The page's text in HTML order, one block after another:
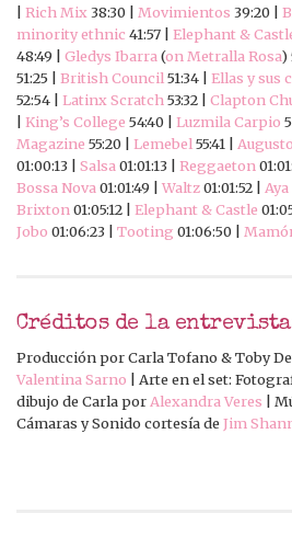
Rich Mix 38:30 | Movimientos 39:20 |
minority ethnic 41:57 | Elephant &
48:49 | Gledys Ibarra (on Metralla Rosa)
51:25 | British Council 51:34 | Ellas y sus
52:54 | Latinx Scratch 53:32 | Clapton
King’s College 54:40 | Luzmila Carpio
Magazine 55:20 | Lemebel 55:41 |
01:00:13 | Salsa 01:01:13 | Reggaeton
Bossa Nova 01:01:49 | Waltz01:01:52 |
Brixton 01:05:12 | Elephant & Castle
Jobo 01:06:23 | Tooting 01:06:50 |
Créditos de la
Producción por Carla Tofano & Toby
Valentina Sarno | Arte en el set:
dibujo de Carla por Alexandra Veres |
Cámaras y Sonido cortesía de Jim